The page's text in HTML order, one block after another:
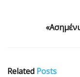
Related Posts